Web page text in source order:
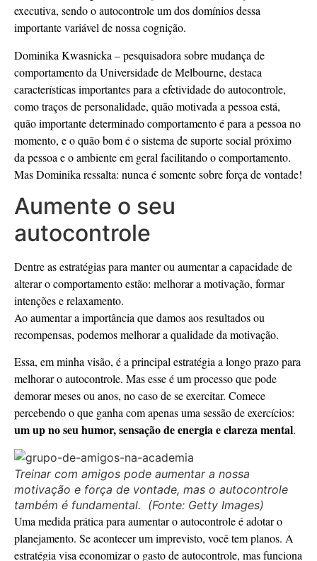
executiva, sendo o autocontrole um dos domínios dessa
importante variável de nossa cognição.
Dominika Kwasnicka – pesquisadora sobre mudança de
comportamento da Universidade de Melbourne, destaca
características importantes para a efetividade do autocontrole,
como traços de personalidade, quão motivada a pessoa está,
quão importante determinado comportamento é para a pessoa no
momento, e o quão bom é o sistema de suporte social próximo
da pessoa e o ambiente em geral facilitando o comportamento.
Mas Dominika ressalta: nunca é somente sobre força de vontade!
Aumente o seu
autocontrole
Dentre as estratégias para manter ou aumentar a capacidade de
alterar o comportamento estão: melhorar a motivação, formar
intenções e relaxamento.
Ao aumentar a importância que damos aos resultados ou
recompensas, podemos melhorar a qualidade da motivação.
Essa, em minha visão, é a principal estratégia a longo prazo para
melhorar o autocontrole. Mas esse é um processo que pode
demorar meses ou anos, no caso de se exercitar. Comece
percebendo o que ganha com apenas uma sessão de exercícios:
um up no seu humor, sensação de energia e clareza mental.
Treinar com amigos pode aumentar a nossa
motivação e força de vontade, mas o autocontrole
também é fundamental. (Fonte: Getty Images)
Uma medida prática para aumentar o autocontrole é adotar o
planejamento. Se acontecer um imprevisto, você tem planos. A
estratégia visa economizar o gasto de autocontrole, mas funciona